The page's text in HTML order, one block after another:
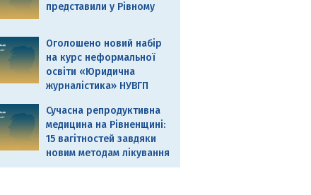
представили у Рівному
Оголошено новий набір
на курс неформальної
освіти «Юридична
журналістика» НУВГП
Сучасна репродуктивна
медицина на Рівненщині:
15 вагітностей завдяки
новим методам лікування